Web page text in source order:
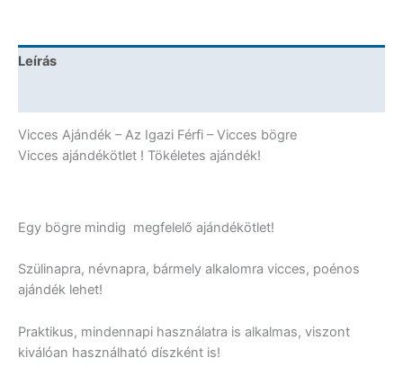
Ajándék
Leírás
Vicces Ajándék – Az Igazi Férfi – Vicces bögre
Vicces ajándékötlet ! Tökéletes ajándék!
Egy bögre mindig megfelelő ajándékötlet!
Szülinapra, névnapra, bármely alkalomra vicces, poénos
ajándék lehet!
Praktikus, mindennapi használatra is alkalmas, viszont
kiválóan használható díszként is!